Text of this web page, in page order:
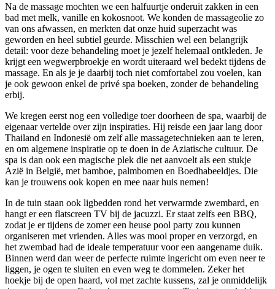
Na de massage mochten we een halfuurtje onderuit zakken in een
bad met melk, vanille en kokosnoot. We konden de massageolie zo
van ons afwassen, en merkten dat onze huid superzacht was
geworden en heel subtiel geurde. Misschien wel een belangrijk
detail: voor deze behandeling moet je jezelf helemaal ontkleden. Je
krijgt een wegwerpbroekje en wordt uiteraard wel bedekt tijdens de
massage. En als je je daarbij toch niet comfortabel zou voelen, kan
je ook gewoon enkel de privé spa boeken, zonder de behandeling
erbij.
We kregen eerst nog een volledige toer doorheen de spa, waarbij de
eigenaar vertelde over zijn inspiraties. Hij reisde een jaar lang door
Thailand en Indonesië om zelf alle massagetechnieken aan te leren,
en om algemene inspiratie op te doen in de Aziatische cultuur. De
spa is dan ook een magische plek die net aanvoelt als een stukje
Azië in België, met bamboe, palmbomen en Boedhabeeldjes. Die
kan je trouwens ook kopen en mee naar huis nemen!
In de tuin staan ook ligbedden rond het verwarmde zwembard, en
hangt er een flatscreen TV bij de jacuzzi. Er staat zelfs een BBQ,
zodat je er tijdens de zomer een heuse pool party zou kunnen
organiseren met vrienden. Alles was mooi proper en verzorgd, en
het zwembad had de ideale temperatuur voor een aangename duik.
Binnen werd dan weer de perfecte ruimte ingericht om even neer te
liggen, je ogen te sluiten en even weg te dommelen. Zeker het
hoekje bij de open haard, vol met zachte kussens, zal je onmiddelijk